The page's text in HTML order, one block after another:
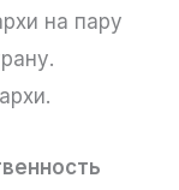
на пару